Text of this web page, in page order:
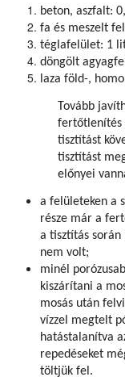
beton, aszfalt:
fa és meszelt
téglafelület: 1
döngölt
laza föld-,
Tovább
fertőtlenítés
tisztítást
tisztítást
előnyei
a felületeken a
része már a
a tisztítás
nem volt;
minél
kiszárítani a
mosás után
vízzel megtelt
hatástalanítva
repedéseket
töltjük fel.